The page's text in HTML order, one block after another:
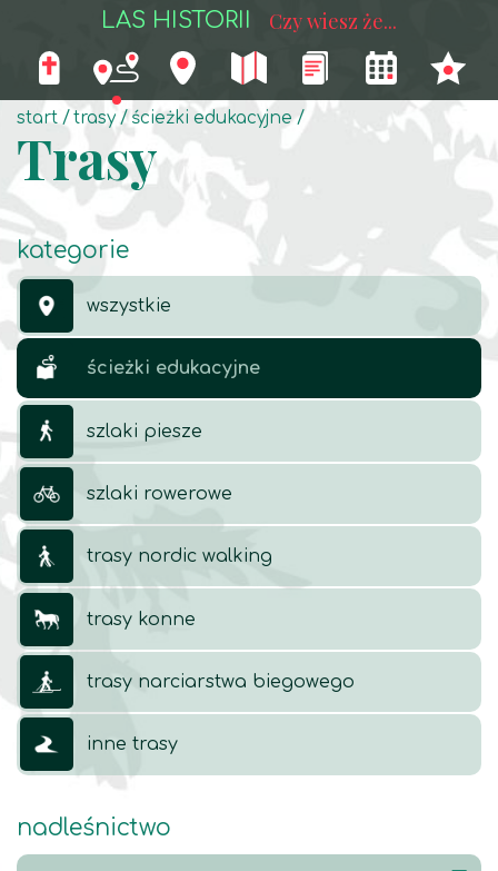
LAS HISTORII Czy wiesz że...
start trasy ścieżki edukacyjne
Trasy
kategorie
wszystkie
ścieżki edukacyjne
szlaki piesze
szlaki rowerowe
trasy nordic walking
trasy konne
trasy narciarstwa biegowego
inne trasy
nadleśnictwo